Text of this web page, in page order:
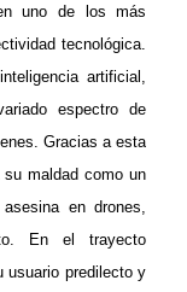
uno de los más
tecnológica.
artificial,
espectro de
Gracias a esta
maldad como un
en drones,
En el trayecto
usuario predilecto y